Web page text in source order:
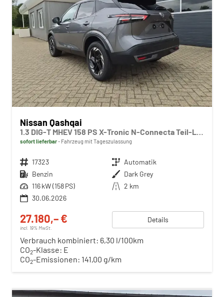
Nissan Qashqai
1.3 DIG-T MHEV 158 PS X-Tronic N-Connecta Teil-Leder PanoGlasdach Klimaautomatik Sitzheizung Lenkradheizung Navi ACC PDC v+h 360°Kamera DAB Bluetooth Touchscreen Apple CarPlay Android Auto 18"LM
sofort lieferbar Fahrzeug mit Tageszulassung
Fahrzeugnr. 17323 Getriebe Automatik
Kraftstoff Benzin Außenfarbe Dark Grey
Leistung 116 kW (158 PS) Kilometerstand 2 km
30.06.2026
27.180,– €
incl. 19% MwSt.
Details
Verbrauch kombiniert: 6,30 l/100km
CO2-Klasse: E
CO2-Emissionen: 141,00 g/km